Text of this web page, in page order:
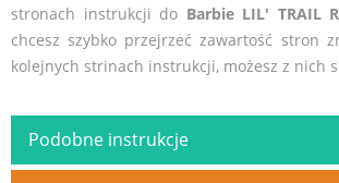
stronach instrukcji do Barbie LIL' TRAIL
chcesz szybko przejrzeć zawartość stron
kolejnych strinach instrukcji, możesz z nich
Podobne instrukcje